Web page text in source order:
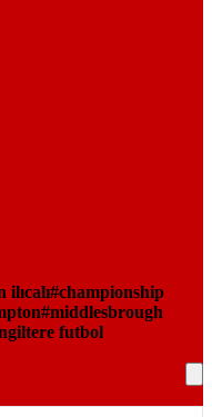
ilıcalı championship
middlesbrough
futbol